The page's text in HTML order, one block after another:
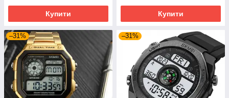
Купити Купити
–31% –31%